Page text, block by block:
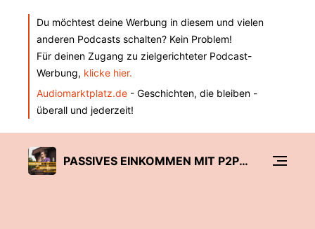
Du möchtest deine Werbung in diesem und vielen
anderen Podcasts schalten? Kein Problem!
Für deinen Zugang zu zielgerichteter Podcast-
Werbung, klicke hier.
Audiomarktplatz.de - Geschichten, die bleiben -
überall und jederzeit!
PASSIVES EINKOMMEN MIT P2P KREDITEN